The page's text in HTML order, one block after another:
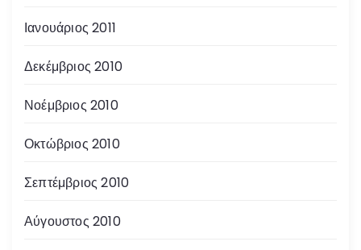
Ιανουάριος 2011
Δεκέμβριος 2010
Νοέμβριος 2010
Οκτώβριος 2010
Σεπτέμβριος 2010
Αύγουστος 2010